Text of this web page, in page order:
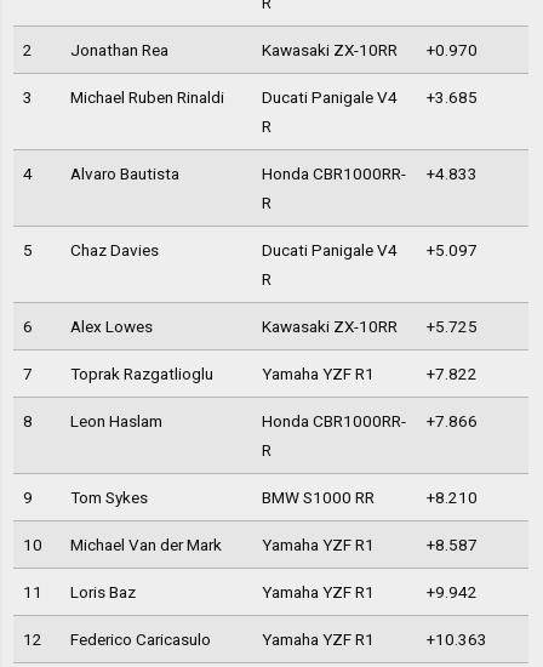
2 Jonathan Rea Kawasaki ZX-10RR +0.970
3 Michael Ruben Rinaldi
Ducati Panigale V4
R
+3.685
4 Alvaro Bautista
Honda CBR1000RR-
R
+4.833
5 Chaz Davies
Ducati Panigale V4
R
+5.097
6 Alex Lowes Kawasaki ZX-10RR +5.725
7 Toprak Razgatlioglu Yamaha YZF R1 +7.822
8 Leon Haslam
Honda CBR1000RR-
R
+7.866
9 Tom Sykes BMW S1000 RR +8.210
10 Michael Van der Mark Yamaha YZF R1 +8.587
11 Loris Baz Yamaha YZF R1 +9.942
12 Federico Caricasulo Yamaha YZF R1 +10.363